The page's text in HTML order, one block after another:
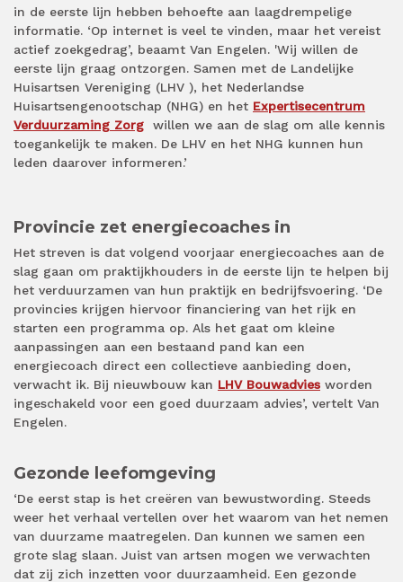
in de eerste lijn hebben behoefte aan laagdrempelige
informatie. ‘Op internet is veel te vinden, maar het vereist
actief zoekgedrag’, beaamt Van Engelen. 'Wij willen de
eerste lijn graag ontzorgen. Samen met de Landelijke
Huisartsen Vereniging (LHV ), het Nederlandse
Huisartsengenootschap (NHG) en het Expertisecentrum
Verduurzaming Zorg
willen we aan de slag om alle kennis
toegankelijk te maken. De LHV en het NHG kunnen hun
leden daarover informeren.’
Provincie zet energiecoaches in
Het streven is dat volgend voorjaar energiecoaches aan de
slag gaan om praktijkhouders in de eerste lijn te helpen bij
het verduurzamen van hun praktijk en bedrijfsvoering. ‘De
provincies krijgen hiervoor financiering van het rijk en
starten een programma op. Als het gaat om kleine
aanpassingen aan een bestaand pand kan een
energiecoach direct een collectieve aanbieding doen,
verwacht ik. Bij nieuwbouw kan LHV Bouwadvies worden
ingeschakeld voor een goed duurzaam advies’, vertelt Van
Engelen.
Gezonde leefomgeving
‘De eerst stap is het creëren van bewustwording. Steeds
weer het verhaal vertellen over het waarom van het nemen
van duurzame maatregelen. Dan kunnen we samen een
grote slag slaan. Juist van artsen mogen we verwachten
dat zij zich inzetten voor duurzaamheid. Een gezonde